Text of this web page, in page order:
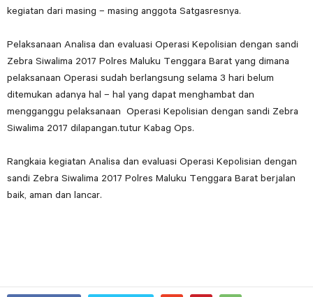
kegiatan dari masing – masing anggota Satgasresnya.
Pelaksanaan Analisa dan evaluasi Operasi Kepolisian dengan sandi
Zebra Siwalima 2017 Polres Maluku Tenggara Barat yang dimana
pelaksanaan Operasi sudah berlangsung selama 3 hari belum
ditemukan adanya hal – hal yang dapat menghambat dan
mengganggu pelaksanaan Operasi Kepolisian dengan sandi Zebra
Siwalima 2017 dilapangan.tutur Kabag Ops.
Rangkaia kegiatan Analisa dan evaluasi Operasi Kepolisian dengan
sandi Zebra Siwalima 2017 Polres Maluku Tenggara Barat berjalan
baik, aman dan lancar.